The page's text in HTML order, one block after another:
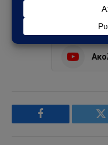
Facebook